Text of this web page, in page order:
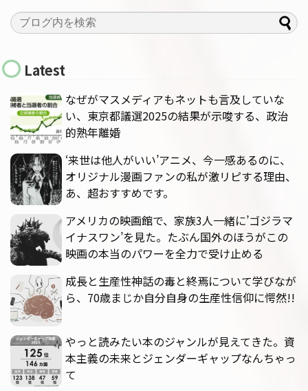
Latest
なぜがマスメディアもネットも言及していな
い、東京都議選2025の結果が示唆する、政治
的熟年離婚
‘来世は他人がいい’アニメ、今一感あるのに、
オリジナル漫画ファンの私が激リピする理由、
あ、超おすすめです。
アメリカの映画館で、家族3人一緒に’ゴジラマ
イナスワン’を見た。たぶん国外のほうがこの
映画の本当のパワーを全力で受け止める
成長と生産性神話の毒と終焉について学びなが
ら、70歳まじか自分自身の生産性信仰に愕然!!
やっと読みたい本のジャンルが見えてきた。資
本主義の未来とジェンダーギャップなんちゃっ
て